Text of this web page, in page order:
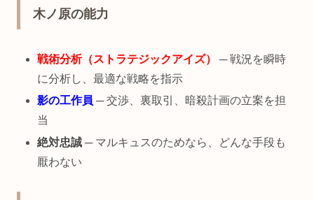
木ノ原の能力
戦術分析（ストラテジックアイズ）
─ 戦況を瞬時
に分析し、最適な戦略を指示
影の工作員 ─ 交渉、裏取引、暗殺計画の立案を担
当
絶対忠誠 ─ マルキュスのためなら、どんな手段も
厭わない